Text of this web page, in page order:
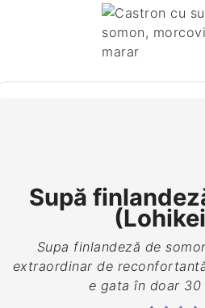
Supă
Supa finlandeză de
extraordinar de
e gata în doar 30